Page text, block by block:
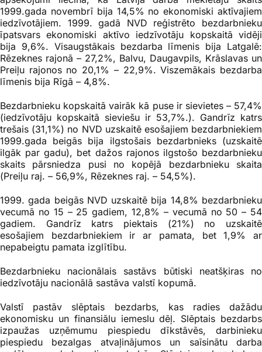
1999.gada novembrī bija 14,5% no ekonomiski aktīvajiem
iedzīvotājiem. 1999. gadā NVD reģistrēto bezdarbnieku
īpatsvars ekonomiski aktīvo iedzīvotāju kopskaitā vidēji
bija 9,6%. Visaugstākais bezdarba līmenis bija Latgalē:
Rēzeknes rajonā – 27,2%, Balvu, Daugavpils, Krāslavas un
Preiļu rajonos no 20,1% – 22,9%. Viszemākais bezdarba
līmenis bija Rīgā – 4,8%.
Bezdarbnieku kopskaitā vairāk kā puse ir sievietes – 57,4%
(iedzīvotāju kopskaitā sieviešu ir 53,7%.). Gandrīz katrs
trešais (31,1%) no NVD uzskaitē esošajiem bezdarbniekiem
1999.gada beigās bija ilgstošais bezdarbnieks (uzskaitē
ilgāk par gadu), bet dažos rajonos ilgstošo bezdarbnieku
skaits pārsniedza pusi no kopējā bezdarbnieku skaita
(Preiļu raj. – 56,9%, Rēzeknes raj. – 54,5%).
1999. gada beigās NVD uzskaitē bija 14,8% bezdarbnieku
vecumā no 15 – 25 gadiem, 12,8% – vecumā no 50 – 54
gadiem. Gandrīz katrs piektais (21%) no uzskaitē
esošajiem bezdarbniekiem ir ar pamata, bet 1,9% ar
nepabeigtu pamata izglītību.
Bezdarbnieku nacionālais sastāvs būtiski neatšķiras no
iedzīvotāju nacionālā sastāva valstī kopumā.
Valstī pastāv slēptais bezdarbs, kas radies dažādu
ekonomisku un finansiālu iemeslu dēļ. Slēptais bezdarbs
izpaužas uzņēmumu piespiedu dīkstāvēs, darbinieku
piespiedu bezalgas atvaļinājumos un saīsinātu darba